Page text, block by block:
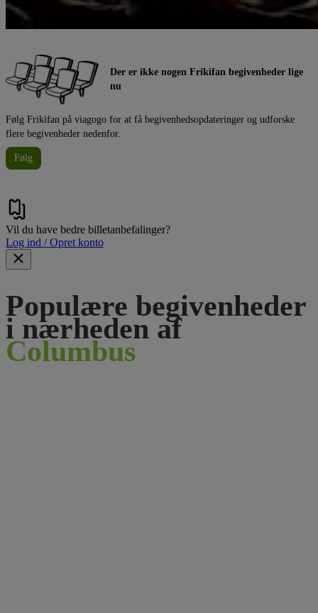
Der er ikke nogen Frikifan begivenheder lige
nu
Følg Frikifan på viagogo for at få begivenhedsopdateringer og udforske
flere begivenheder nedenfor.
Følg
Vil du have bedre billetanbefalinger?
Log ind / Opret konto
Populære begivenheder
i nærheden af
Columbus